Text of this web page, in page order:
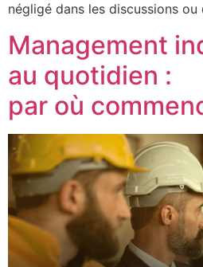
négligé dans les discussions ou
Management
au quotidien :
par où